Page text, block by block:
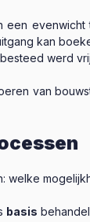
kan
werd
van
welke
basis